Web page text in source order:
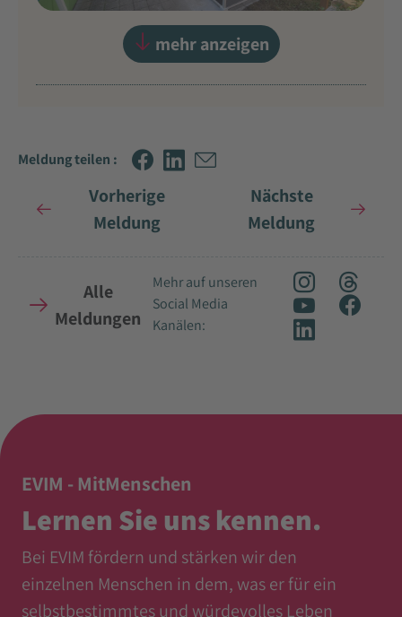
mehr anzeigen
Meldung teilen :
Vorherige
Meldung
Nächste
Meldung
Alle
Meldungen
Mehr auf unseren
Social Media
Kanälen:
EVIM - MitMenschen
Lernen Sie uns kennen.
Bei EVIM fördern und stärken wir den
einzelnen Menschen in dem, was er für ein
selbstbestimmtes und würdevolles Leben